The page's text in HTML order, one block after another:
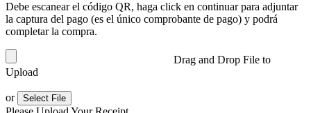
Debe escanear el código QR, haga click en continuar para adjuntar
la captura del pago (es el único comprobante de pago) y podrá
completar la compra.
Drag and Drop File to
Upload
or Select File